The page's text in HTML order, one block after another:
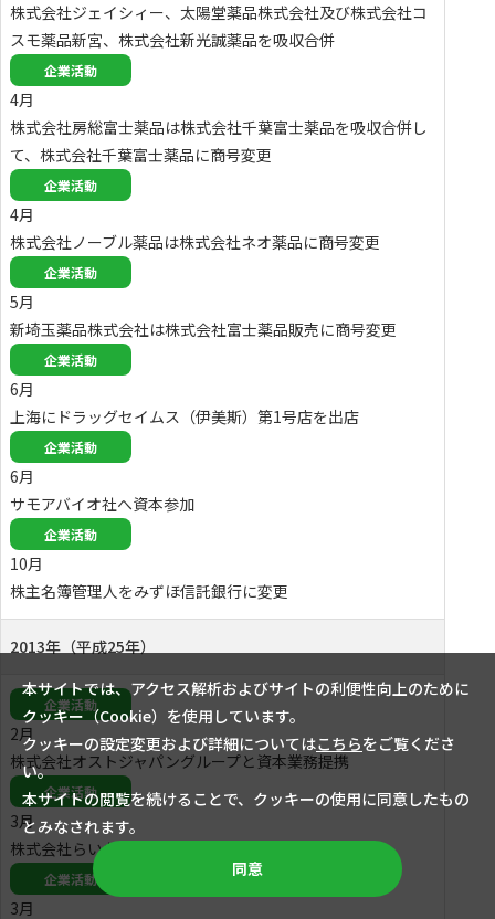
株式会社ジェイシィー、太陽堂薬品株式会社及び株式会社コ
スモ薬品新宮、株式会社新光誠薬品を吸収合併
企業活動
4月
株式会社房総富士薬品は株式会社千葉富士薬品を吸収合併し
て、株式会社千葉富士薬品に商号変更
企業活動
4月
株式会社ノーブル薬品は株式会社ネオ薬品に商号変更
企業活動
5月
新埼玉薬品株式会社は株式会社富士薬品販売に商号変更
企業活動
6月
上海にドラッグセイムス（伊美斯）第1号店を出店
企業活動
6月
サモアバイオ社へ資本参加
企業活動
10月
株主名簿管理人をみずほ信託銀行に変更
2013年（平成25年）
企業活動
2月
株式会社オストジャパングループと資本業務提携
企業活動
3月
株式会社らいおんクリエイトを吸収合併
企業活動
3月
本サイトでは、アクセス解析およびサイトの利便性向上のために
クッキー（Cookie）を使用しています。
クッキーの設定変更および詳細についてはこちらをご覧くださ
い。
本サイトの閲覧を続けることで、クッキーの使用に同意したもの
とみなされます。
同意